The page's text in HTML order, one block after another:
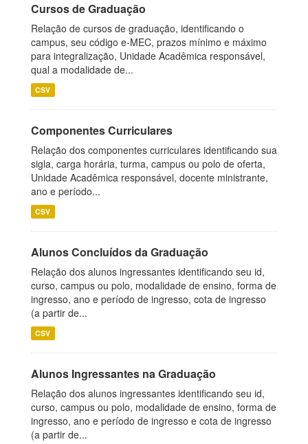
Cursos de Graduação
Relação de cursos de graduação, identificando o
campus, seu código e-MEC, prazos mínimo e máximo
para integralização, Unidade Acadêmica responsável,
qual a modalidade de...
CSV
Componentes Curriculares
Relação dos componentes curriculares identificando sua
sigla, carga horária, turma, campus ou polo de oferta,
Unidade Acadêmica responsável, docente ministrante,
ano e período...
CSV
Alunos Concluídos da Graduação
Relação dos alunos ingressantes identificando seu id,
curso, campus ou polo, modalidade de ensino, forma de
ingresso, ano e período de ingresso, cota de ingresso
(a partir de...
CSV
Alunos Ingressantes na Graduação
Relação dos alunos ingressantes identificando seu id,
curso, campus ou polo, modalidade de ensino, forma de
ingresso, ano e período de ingresso e cota de ingresso
(a partir de...